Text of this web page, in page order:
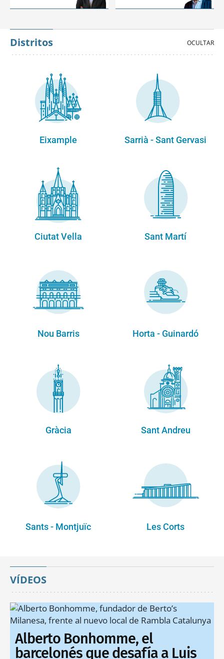
Distritos
Eixample Sarrià - Sant Gervasi
Ciutat Vella Sant Martí
Nou Barris Horta - Guinardó
Gràcia Sant Andreu
Sants - Montjuïc Les Corts
VÍDEOS
Alberto Bonhomme, el
barcelonés que desafía a Luis